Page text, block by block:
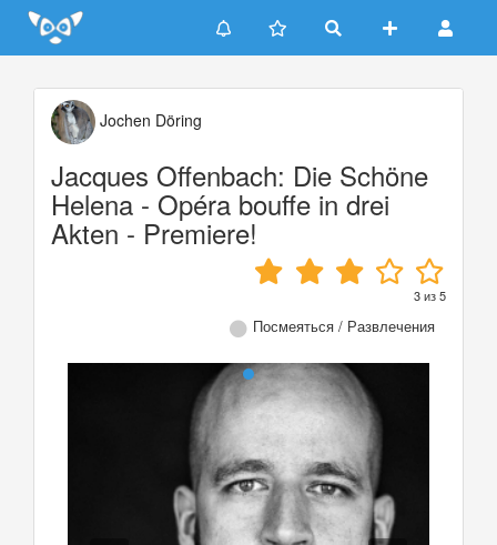
Update cookies preferences
Jochen Döring
Jacques Offenbach: Die Schöne
Helena - Opéra bouffe in drei
Akten - Premiere!
3из5
Посмеяться / Развлечения